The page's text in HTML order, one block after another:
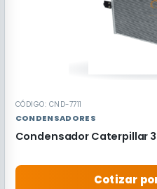
CÓDIGO: CND-7711
CONDENSADORES
Condensador Caterpillar
Cotizar